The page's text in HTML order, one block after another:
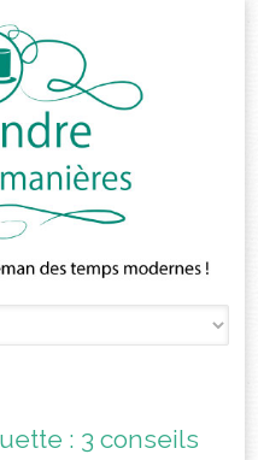
: 3 conseils